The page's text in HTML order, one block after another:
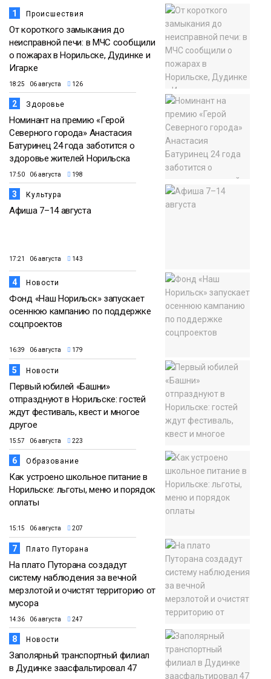
1 Происшествия
От короткого замыкания до
неисправной печи: в МЧС сообщили
о пожарах в Норильске, Дудинке и
Игарке
18:25 06 августа 126
2 Здоровье
Номинант на премию «Герой
Северного города» Анастасия
Батуринец 24 года заботится о
здоровье жителей Норильска
17:50 06 августа 198
3 Культура
Афиша 7–14 августа
17:21 06 августа 143
4 Новости
Фонд «Наш Норильск» запускает
осеннюю кампанию по поддержке
соцпроектов
16:39 06 августа 179
5 Новости
Первый юбилей «Башни»
отпразднуют в Норильске: гостей
ждут фестиваль, квест и многое
другое
15:57 06 августа 223
6 Образование
Как устроено школьное питание в
Норильске: льготы, меню и порядок
оплаты
15:15 06 августа 207
7 Плато Путорана
На плато Путорана создадут
систему наблюдения за вечной
мерзлотой и очистят территорию от
мусора
14:36 06 августа 247
8 Новости
Заполярный транспортный филиал
в Дудинке заасфальтировал 47